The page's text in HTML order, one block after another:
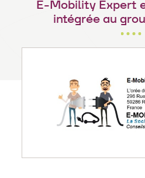
E-Mobility Expert
intégrée au